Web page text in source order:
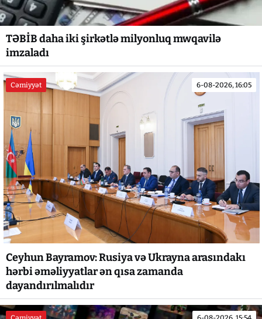
TƏBİB daha iki şirkətlə milyonluq mwqavilə
imzaladı
Cəmiyyət 6-08-2026, 16:05
Ceyhun Bayramov: Rusiya və Ukrayna arasındakı
hərbi əməliyyatlar ən qısa zamanda
dayandırılmalıdır